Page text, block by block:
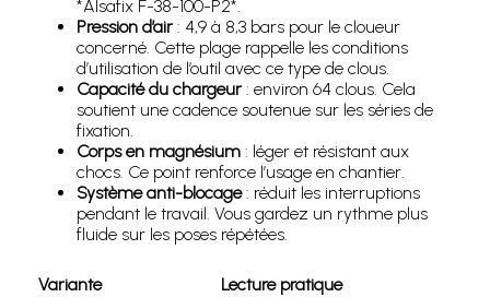
*Alsafix F-38-100-P2*.
Pression d’air: 4,9 à 8,3 bars pour le cloueur
concerné. Cette plage rappelle les conditions
d’utilisation de l’outil avec ce type de clous.
Capacité du chargeur: environ 64 clous. Cela
soutient une cadence soutenue sur les séries de
fixation.
Corps en magnésium : léger et résistant aux
chocs. Ce point renforce l’usage en chantier.
Système anti-blocage: réduit les interruptions
pendant le travail. Vous gardez un rythme plus
fluide sur les poses répétées.
Variante
Lecture pratique